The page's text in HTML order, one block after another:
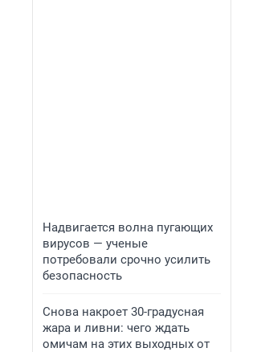
Надвигается волна пугающих
вирусов — ученые
потребовали срочно усилить
безопасность
Снова накроет 30-градусная
жара и ливни: чего ждать
омичам на этих выходных от